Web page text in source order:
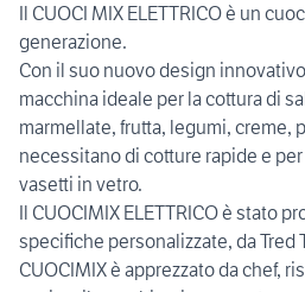
Il CUOCI MIX ELETTRICO è un
generazione.
Con il suo nuovo design
macchina ideale per la cottura di
marmellate, frutta, legumi, creme,
necessitano di cotture rapide e
vasetti in vetro.
Il CUOCIMIX ELETTRICO è stato
specifiche personalizzate, da Tred
CUOCIMIX è apprezzato da chef,